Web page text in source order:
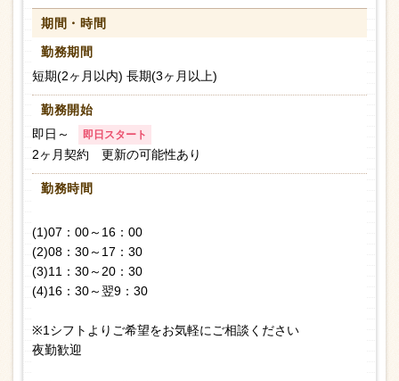
期間・時間
勤務期間
短期(2ヶ月以内) 長期(3ヶ月以上)
勤務開始
即日～
即日スタート
2ヶ月契約 更新の可能性あり
勤務時間
(1)07：00～16：00
(2)08：30～17：30
(3)11：30～20：30
(4)16：30～翌9：30
※1シフトよりご希望をお気軽にご相談ください
夜勤歓迎